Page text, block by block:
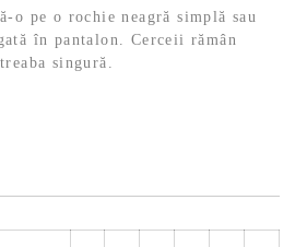
o pe o rochie neagră simplă sau
în pantalon. Cerceii rămân
singură.